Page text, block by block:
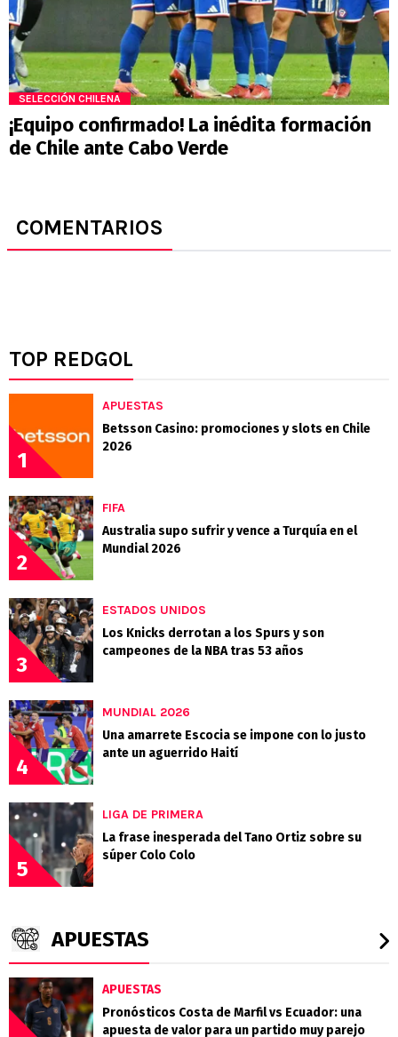
SELECCIÓN CHILENA
¡Equipo confirmado! La inédita formación
de Chile ante Cabo Verde
COMENTARIOS
TOP REDGOL
1
APUESTAS
Betsson Casino: promociones y slots en Chile
2026
2
FIFA
Australia supo sufrir y vence a Turquía en el
Mundial 2026
3
ESTADOS UNIDOS
Los Knicks derrotan a los Spurs y son
campeones de la NBA tras 53 años
4
MUNDIAL 2026
Una amarrete Escocia se impone con lo justo
ante un aguerrido Haití
5
LIGA DE PRIMERA
La frase inesperada del Tano Ortiz sobre su
súper Colo Colo
APUESTAS
APUESTAS
Pronósticos Costa de Marfil vs Ecuador: una
apuesta de valor para un partido muy parejo